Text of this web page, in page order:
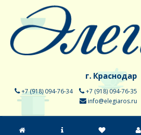
г. Краснодар
+7 (918) 094-76-34 +7 (918) 094-76-35
info@elegiaros.ru